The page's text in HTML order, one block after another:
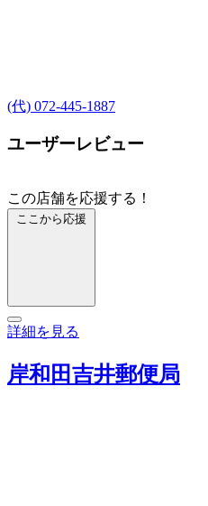
(代) 072-445-1887
ユーザーレビュー
この店舗を応援する！
ここから応援
詳細を見る
岸和田吉井郵便局